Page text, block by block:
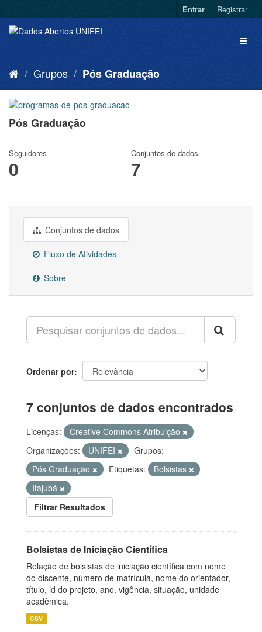
Entrar Registrar
Grupos Pós Graduação
Pós Graduação
Seguidores
0
Conjuntos de dados
7
Conjuntos de dados
Fluxo de Atividades
Sobre
Ordenar por
7 conjuntos de dados encontrados
Licenças:
Creative Commons Atribuição
Organizações:
UNIFEI
Grupos:
Pós Graduação
Etiquetas:
Bolsistas
Itajubá
Filtrar Resultados
Bolsistas de Iniciação Científica
Relação de bolsistas de iniciação científica com nome
do discente, número de matrícula, nome do orientador,
título, id do projeto, ano, vigência, situação, unidade
acadêmica.
CSV